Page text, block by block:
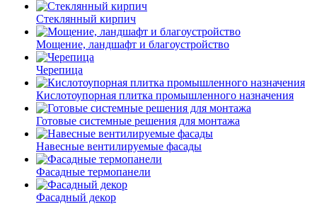
Cтеклянный кирпич
Мощение, ландшафт и благоустройство
Черепица
Кислотоупорная плитка промышленного назначения
Готовые системные решения для монтажа
Навесные вентилируемые фасады
Фасадные термопанели
Фасадный декор